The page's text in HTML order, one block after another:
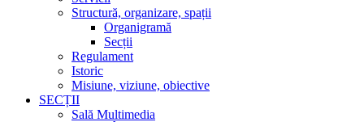
Structură, organizare, spații
Organigramă
Secții
Regulament
Istoric
Misiune, viziune, obiective
SECȚII
Sală Multimedia